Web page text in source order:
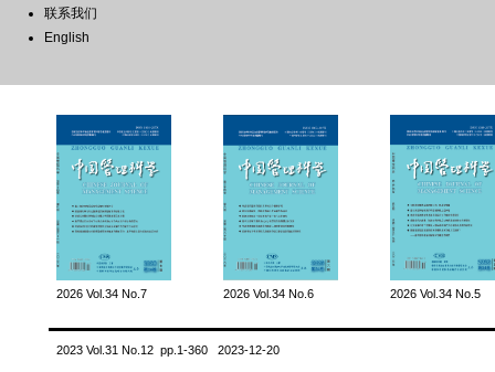
联系我们
English
2026 Vol.34 No.7 2026 Vol.34 No.6 2026 Vol.34 No.5
2023 Vol.31 No.12 pp.1-360 2023-12-20